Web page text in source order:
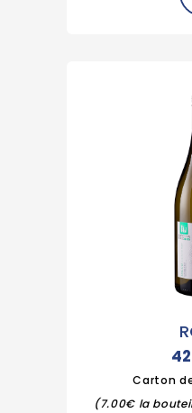
Carton
(7.00€ la